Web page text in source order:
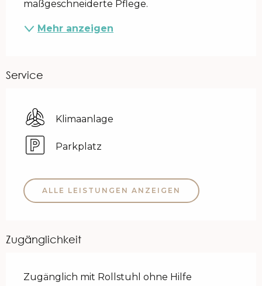
maßgeschneiderte Pflege.
Mehr anzeigen
Service
Klimaanlage
Parkplatz
ALLE LEISTUNGEN ANZEIGEN
Zugänglichkeit
Zugänglich mit Rollstuhl ohne Hilfe